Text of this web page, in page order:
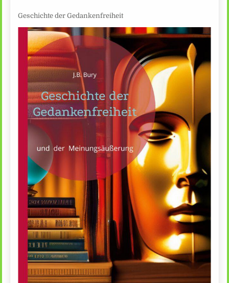
Geschichte der Gedankenfreiheit